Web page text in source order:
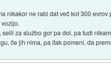
nikakor ne rabi dat več kot 300
za službo gor pa dol, pa tudi
če jih nima, pa itak pomeni, da